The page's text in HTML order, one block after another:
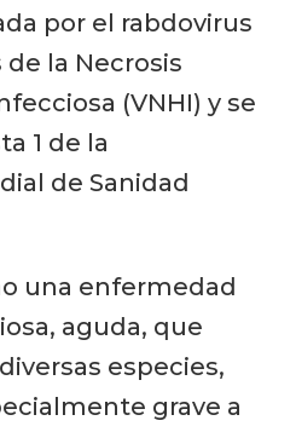
por el rabdovirus
la Necrosis
(VNHI) y se
1 de la
de Sanidad
una enfermedad
aguda, que
especies,
grave a